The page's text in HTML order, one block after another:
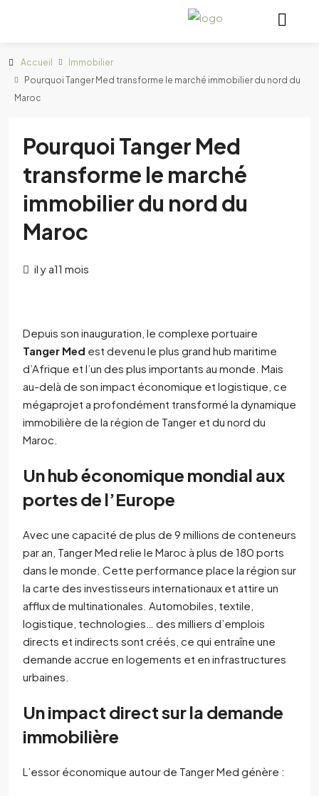
Accueil
Immobilier
Pourquoi Tanger Med transforme le marché immobilier du nord du
Maroc
Pourquoi Tanger Med
transforme le marché
immobilier du nord du
Maroc
il y a11 mois
Depuis son inauguration, le complexe portuaire
Tanger Med est devenu le plus grand hub maritime
d’Afrique et l’un des plus importants au monde. Mais
au-delà de son impact économique et logistique, ce
mégaprojet a profondément transformé la dynamique
immobilière de la région de Tanger et du nord du
Maroc.
Un hub économique mondial aux
portes de l’Europe
Avec une capacité de plus de 9 millions de conteneurs
par an, Tanger Med relie le Maroc à plus de 180 ports
dans le monde. Cette performance place la région sur
la carte des investisseurs internationaux et attire un
afflux de multinationales. Automobiles, textile,
logistique, technologies… des milliers d’emplois
directs et indirects sont créés, ce qui entraîne une
demande accrue en logements et en infrastructures
urbaines.
Un impact direct sur la demande
immobilière
L’essor économique autour de Tanger Med génère :